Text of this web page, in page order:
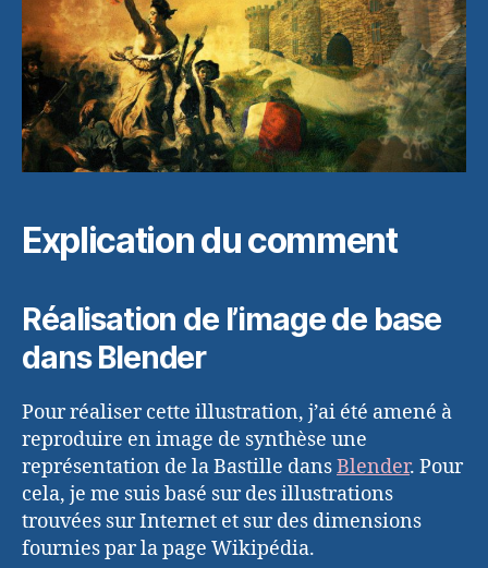
Explication du comment
Réalisation de l’image de base
dans Blender
Pour réaliser cette illustration, j’ai été amené à
reproduire en image de synthèse une
représentation de la Bastille dansBlender. Pour
cela, je me suis basé sur des illustrations
trouvées sur Internet et sur des dimensions
fournies par la page Wikipédia.